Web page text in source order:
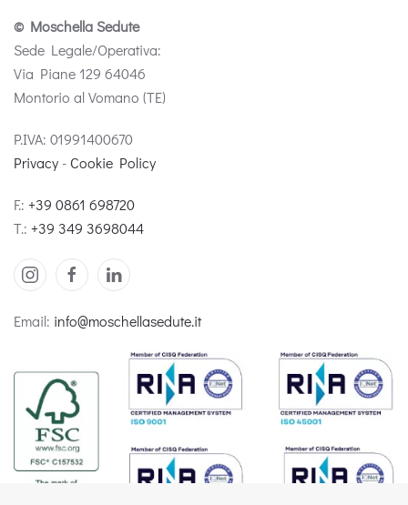
© Moschella Sedute
Sede Legale/Operativa:
Via Piane 129 64046
Montorio al Vomano (TE)
P.IVA: 01991400670
Privacy - Cookie Policy
F.: +39 0861 698720
T.: +39 349 3698044
Email: info@moschellasedute.it